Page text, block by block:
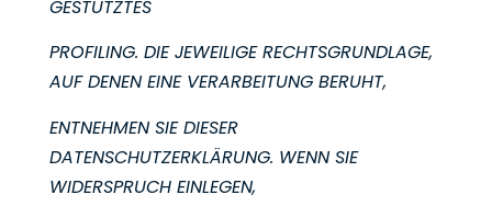
GESTÜTZTES
PROFILING. DIE JEWEILIGE RECHTSGRUNDLAGE,
AUF DENEN EINE VERARBEITUNG BERUHT,
ENTNEHMEN SIE DIESER
DATENSCHUTZERKLÄRUNG. WENN SIE
WIDERSPRUCH EINLEGEN,